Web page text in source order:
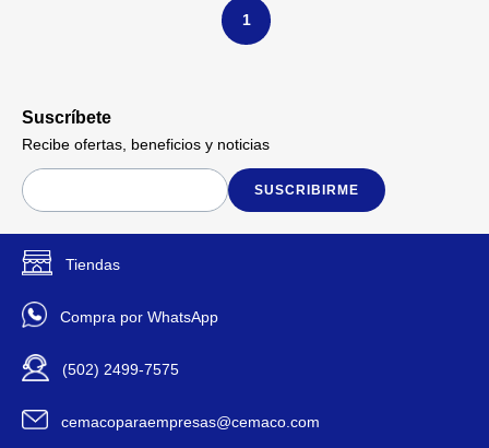
1
Suscríbete
Recibe ofertas, beneficios y noticias
SUSCRIBIRME
Tiendas
Compra por WhatsApp
(502) 2499-7575
cemacoparaempresas@cemaco.com